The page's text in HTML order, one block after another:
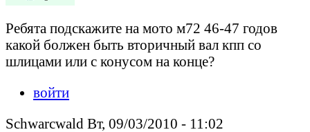
Ребята подскажите на мото м72 46-47 годов
какой болжен быть вторичный вал кпп со
шлицами или с конусом на конце?
войти
Schwarcwald Вт, 09/03/2010 - 11:02